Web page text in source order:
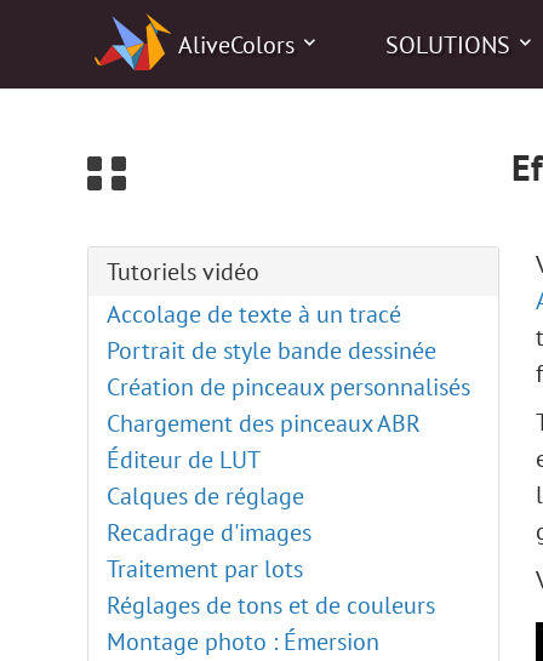
AliveColors SOLUTIONS
Tutoriels vidéo
Accolage de texte à un tracé
Portrait de style bande dessinée
Création de pinceaux personnalisés
Chargement des pinceaux ABR
Éditeur de LUT
Calques de réglage
Recadrage d'images
Traitement par lots
Réglages de tons et de couleurs
Montage photo : Émersion